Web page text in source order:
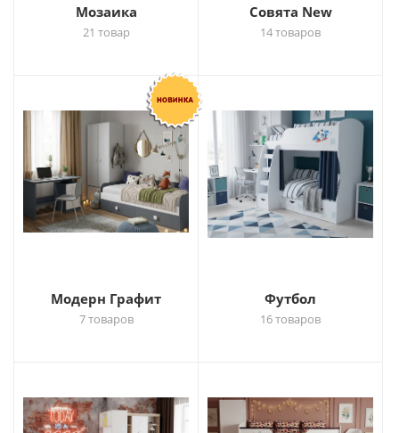
Мозаика
21 товар
Совята New
14 товаров
Модерн Графит
7 товаров
Футбол
16 товаров